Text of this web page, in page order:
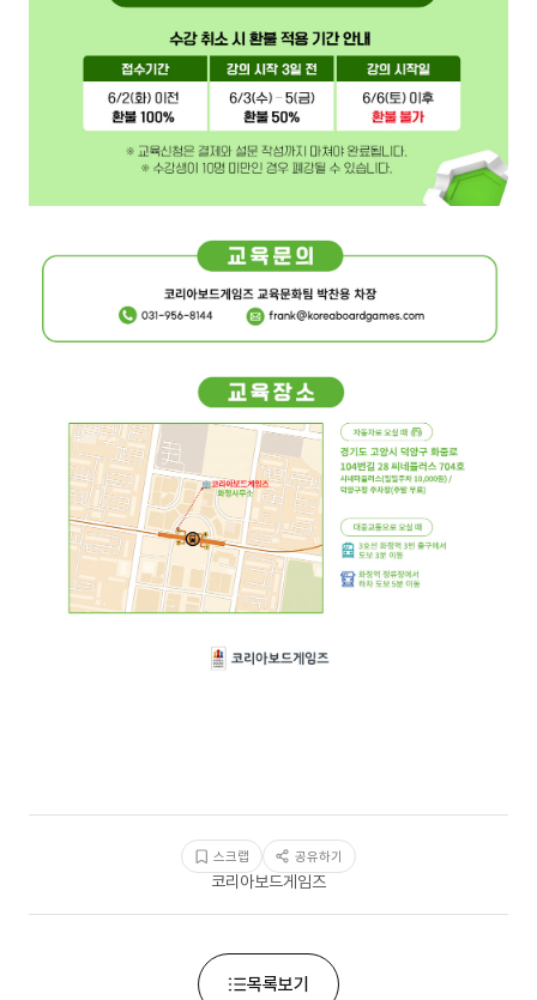
스크랩 공유하기
코리아보드게임즈
목록보기